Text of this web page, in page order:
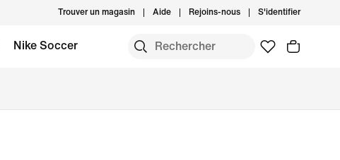
Trouver un magasin Aide Rejoins-nous S'identifier
Nike Soccer